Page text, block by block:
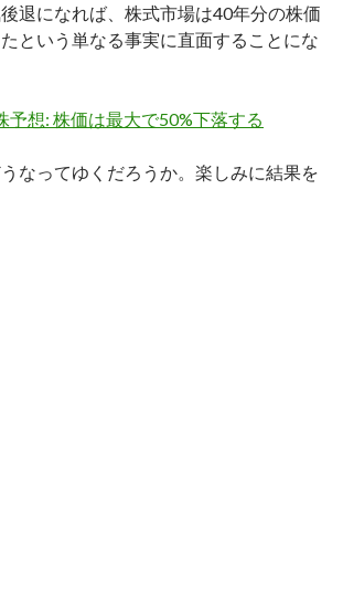
退になれば、株式市場は40年分の株価
という単なる事実に直面することにな
予想: 株価は最大で50%下落する
なってゆくだろうか。楽しみに結果を